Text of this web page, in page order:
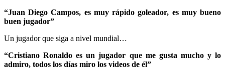
“Juan Diego Campos, es muy rápido goleador, es muy bueno
buen jugador”
Un jugador que siga a nivel mundial…
“Cristiano Ronaldo es un jugador que me gusta mucho y lo
admiro, todos los días miro los videos de él”